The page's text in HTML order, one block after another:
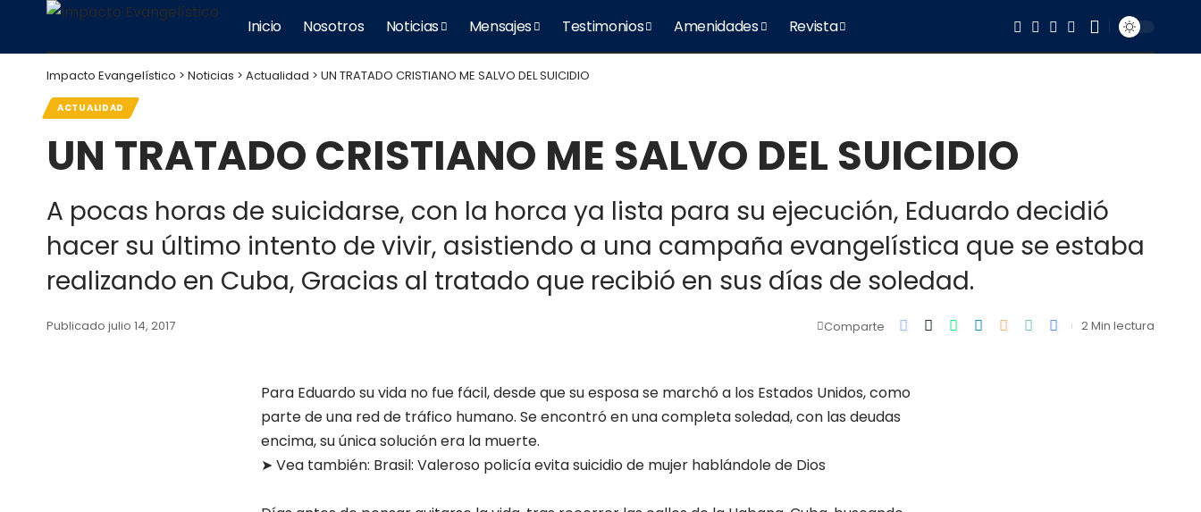
Inicio Nosotros Noticias Mensajes Testimonios Amenidades Revista
Impacto Evangelístico > Noticias > Actualidad > UN TRATADO CRISTIANO ME SALVO DEL SUICIDIO
ACTUALIDAD
UN TRATADO CRISTIANO ME SALVO DEL SUICIDIO
A pocas horas de suicidarse, con la horca ya lista para su ejecución, Eduardo decidió
hacer su último intento de vivir, asistiendo a una campaña evangelística que se estaba
realizando en Cuba, Gracias al tratado que recibió en sus días de soledad.
Publicado julio 14, 2017 Comparte 2 Min lectura
Para Eduardo su vida no fue fácil, desde que su esposa se marchó a los Estados Unidos, como
parte de una red de tráfico humano. Se encontró en una completa soledad, con las deudas
encima, su única solución era la muerte.
➤ Vea también: Brasil: Valeroso policía evita suicidio de mujer hablándole de Dios